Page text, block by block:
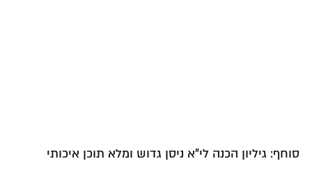
סוחף: גיליון הכנה לי"א ניסן גדוש ומלא תוכן איכותי